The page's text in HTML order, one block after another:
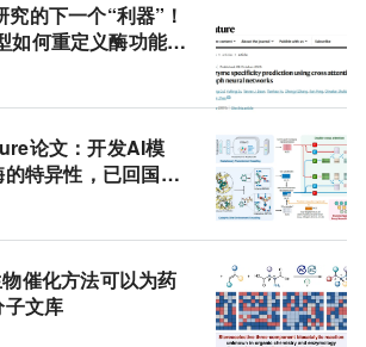
的下一个“利器”！
何重定义酶功能预
论文：开发AI模
特异性，已回国加
催化方法可以为药
文库